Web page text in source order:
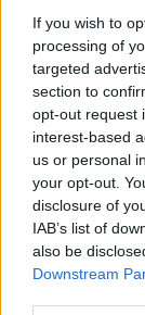
If you wish to
processing of
targeted
section to
opt-out request
interest-based
us or personal
your opt-out.
disclosure of
IAB’s list of
also be
Downstream
Φοκάτσια με
09.08.2026, 05:00
Ακόμη πιο
κατόχους
διαφορετικά
09.08.2026, 04:37
Μαζικός
09.08.2026, 04:00
Τουλάχιστον
εξαιτίας